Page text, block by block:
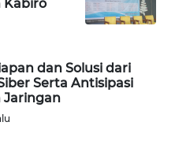
Kabiro
dan Solusi dari
Serta Antisipasi
Jaringan